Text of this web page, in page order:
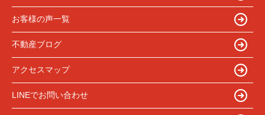
お客様の声一覧
不動産ブログ
アクセスマップ
LINEでお問い合わせ